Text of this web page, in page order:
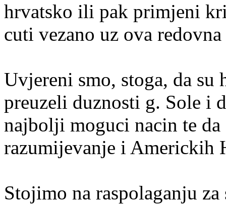
hrvatsko ili pak primjeni
cuti vezano uz ova
Uvjereni smo, stoga, da
preuzeli duznosti g. Sole i
najbolji moguci nacin te
razumijevanje i Americkih
Stojimo na raspolaganju